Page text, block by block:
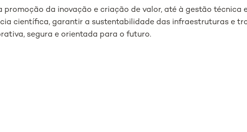
promoção da inovação e criação de valor, até à gestão técnica
científica, garantir a sustentabilidade das infraestruturas e
segura e orientada para o futuro.